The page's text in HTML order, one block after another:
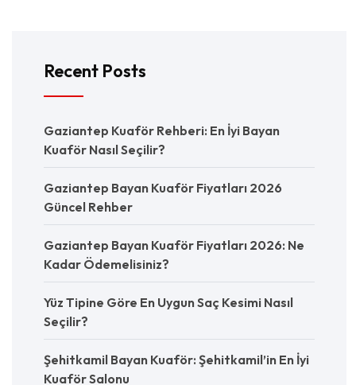
Recent Posts
Gaziantep Kuaför Rehberi: En İyi Bayan
Kuaför Nasıl Seçilir?
Gaziantep Bayan Kuaför Fiyatları 2026
Güncel Rehber
Gaziantep Bayan Kuaför Fiyatları 2026: Ne
Kadar Ödemelisiniz?
Yüz Tipine Göre En Uygun Saç Kesimi Nasıl
Seçilir?
Şehitkamil Bayan Kuaför: Şehitkamil’in En İyi
Kuaför Salonu